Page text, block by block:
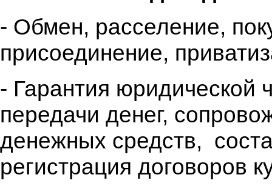
- Обмен, расселение,
присоединение,
- Гарантия юридической
передачи денег,
денежных средств,
регистрация договоров